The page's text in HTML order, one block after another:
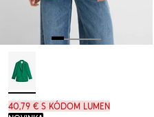
40,79 € s kódom LUMEN